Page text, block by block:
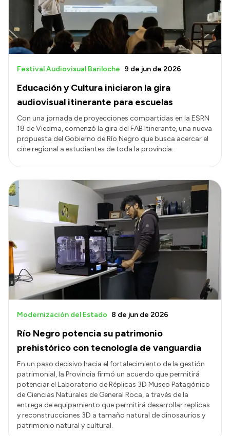
Educación y Cultura iniciaron la gira
audiovisual itinerante para escuelas
Festival Audiovisual Bariloche 9 de jun de 2026
Con una jornada de proyecciones compartidas en la ESRN
18 de Viedma, comenzó la gira del FAB Itinerante, una nueva
propuesta del Gobierno de Río Negro que busca acercar el
cine regional a estudiantes de toda la provincia.
Río Negro potencia su patrimonio
prehistórico con tecnología de vanguardia
Modernización del Estado 8 de jun de 2026
En un paso decisivo hacia el fortalecimiento de la gestión
patrimonial, la Provincia firmó un acuerdo que permitirá
potenciar el Laboratorio de Réplicas 3D Museo Patagónico
de Ciencias Naturales de General Roca, a través de la
entrega de equipamiento que permitirá desarrollar replicas
y reconstrucciones 3D a tamaño natural de dinosaurios y
patrimonio natural y cultural.